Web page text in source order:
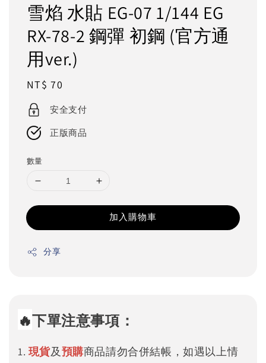
雪焰 水貼 EG-07 1/144 EG
RX-78-2 鋼彈 初鋼 (官方通
用ver.)
Regular
price
NT$ 70
安全支付
正版商品
數量
加入購物車
分享
🔥下單注意事項：
1. 現貨及預購商品請勿合併結帳，如遇以上情